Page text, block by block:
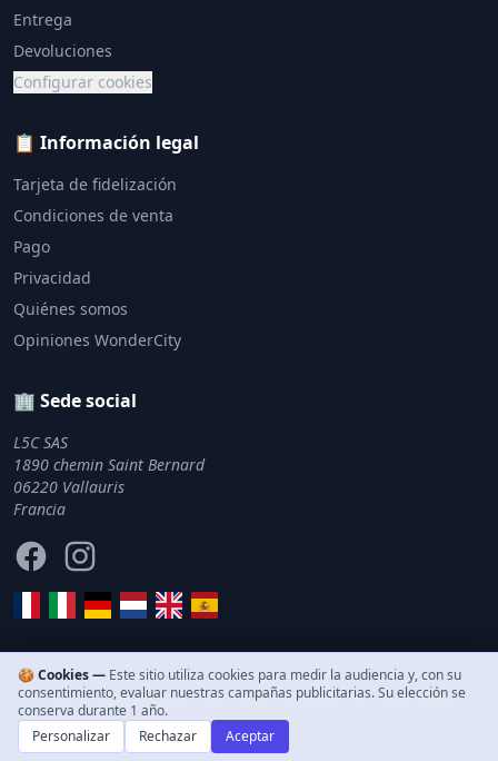
Entrega
Devoluciones
Configurar cookies
📋 Información legal
Tarjeta de fidelización
Condiciones de venta
Pago
Privacidad
Quiénes somos
Opiniones WonderCity
🏢 Sede social
L5C SAS
1890 chemin Saint Bernard
06220 Vallauris
Francia
FacebookInstagram
© 2011–2026 WonderCity. Todos los derechos reservados.
🍪 Cookies — Este sitio utiliza cookies para medir la audiencia y, con su
consentimiento, evaluar nuestras campañas publicitarias. Su elección se
conserva durante 1 año.
Personalizar
Rechazar Aceptar